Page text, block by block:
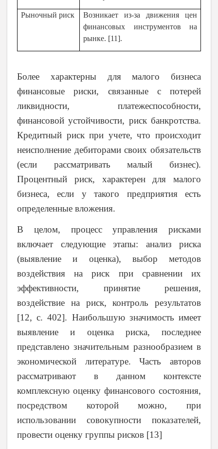
Рыночный риск
Возникает из-за движения цен
финансовых инструментов на
рынке. [11].
Более характерны для малого бизнеса
финансовые риски, связанные с потерей
ликвидности, платежеспособности,
финансовой устойчивости, риск банкротства.
Кредитный риск при учете, что происходит
неисполнение дебиторами своих обязательств
(если рассматривать малый бизнес).
Процентный риск, характерен для малого
бизнеса, если у такого предприятия есть
определенные вложения.
В целом, процесс управления рисками
включает следующие этапы: анализ риска
(выявление и оценка), выбор методов
воздействия на риск при сравнении их
эффективности, принятие решения,
воздействие на риск, контроль результатов
[12, с. 402]. Наибольшую значимость имеет
выявление и оценка риска, последнее
представлено значительным разнообразием в
экономической литературе. Часть авторов
рассматривают в данном контексте
комплексную оценку финансового состояния,
посредством которой можно, при
использовании совокупности показателей,
провести оценку группы рисков [13]